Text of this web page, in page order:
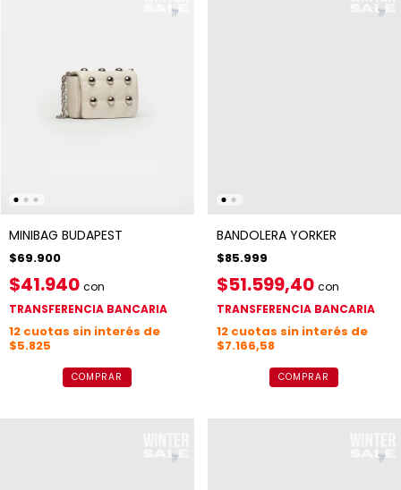
MINIBAG BUDAPEST
$69.900
$41.940 con
TRANSFERENCIA BANCARIA
12 cuotas sin interés de
$5.825
COMPRAR
BANDOLERA YORKER
$85.999
$51.599,40 con
TRANSFERENCIA BANCARIA
12 cuotas sin interés de
$7.166,58
COMPRAR